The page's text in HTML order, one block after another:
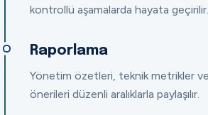
kontrollü aşamalarda hayata geçirilir.
Raporlama
Yönetim özetleri, teknik metrikler
önerileri düzenli aralıklarla paylaşılır.